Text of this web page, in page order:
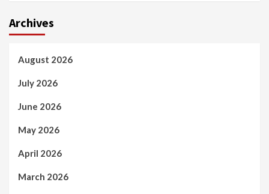
Archives
August 2026
July 2026
June 2026
May 2026
April 2026
March 2026